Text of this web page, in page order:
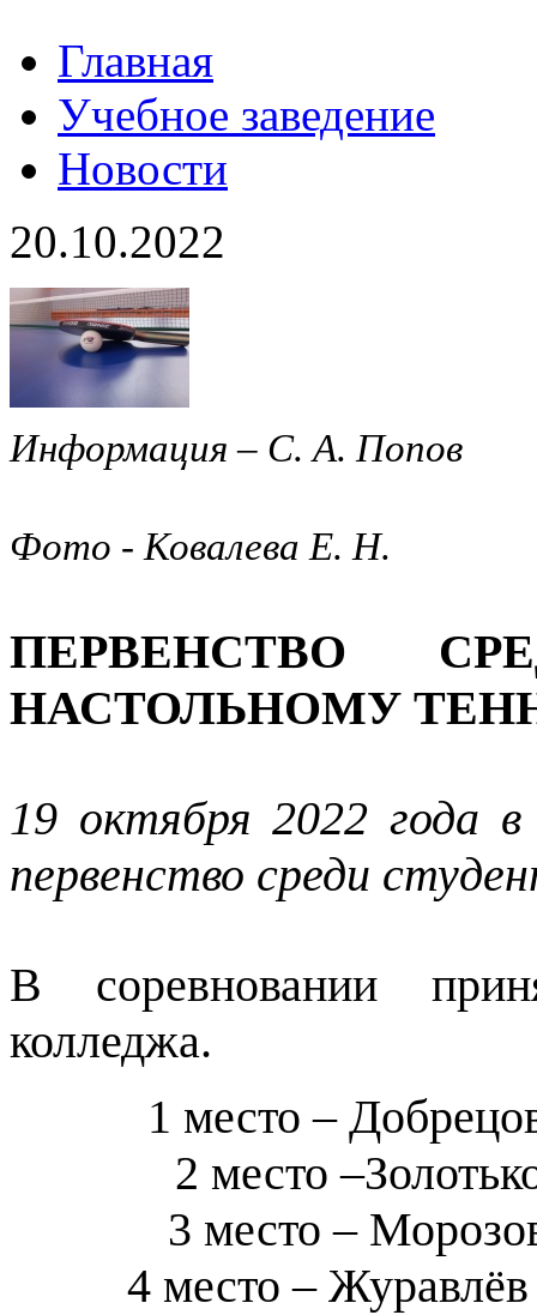
Главная
Учебное заведение
Новости
20.10.2022
Информация – С. А. Попов
Фото - Ковалева Е. Н.
ПЕРВЕНСТВО
НАСТОЛЬНОМУ
19 октября 2022 года в
первенство среди
В соревновании
колледжа.
1 место –
2 место
3 место –
4 место –